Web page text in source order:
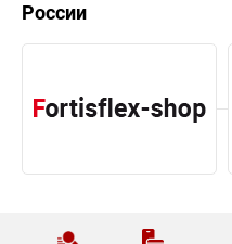
России